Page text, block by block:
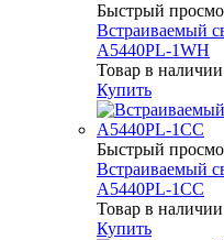
Быстрый
Встраиваемый
A5440PL-1WH
Товар в наличии
Купить
Быстрый
Встраиваемый
A5440PL-1CC
Товар в наличии
Купить